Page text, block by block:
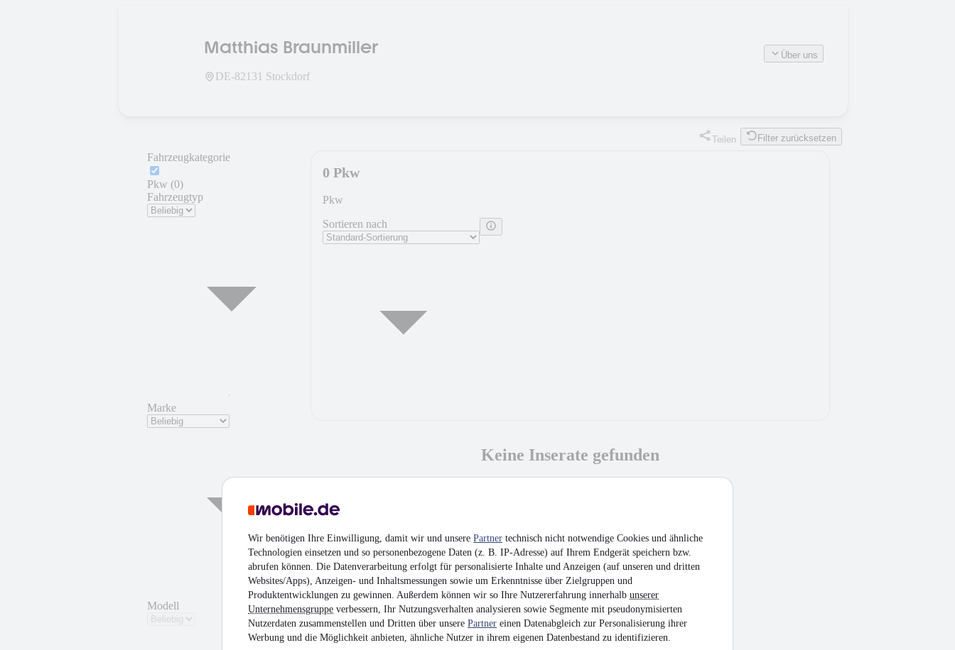
Wir benötigen Ihre Einwilligung, damit wir und unsere Partner technisch nicht notwendige Cookies und ähnliche
Technologien einsetzen und so personenbezogene Daten (z. B. IP-Adresse) auf Ihrem Endgerät speichern bzw.
abrufen können. Die Datenverarbeitung erfolgt für personalisierte Inhalte und Anzeigen (auf unseren und dritten
Websites/Apps), Anzeigen- und Inhaltsmessungen sowie um Erkenntnisse über Zielgruppen und
Produktentwicklungen zu gewinnen. Außerdem können wir so Ihre Nutzererfahrung innerhalb unserer
Unternehmensgruppe verbessern, Ihr Nutzungsverhalten analysieren sowie Segmente mit pseudonymisierten
Nutzerdaten zusammenstellen und Dritten über unsere Partner einen Datenabgleich zur Personalisierung ihrer
Werbung und die Möglichkeit anbieten, ähnliche Nutzer in ihrem eigenen Datenbestand zu identifizieren.
Matthias Braunmiller
DE-82131 Stockdorf
Über uns
Teilen Filter zurücksetzen
Fahrzeugkategorie
Pkw (0)
Fahrzeugtyp
Marke
Modell
0 Pkw
Pkw
Sortieren nach
Keine Inserate gefunden